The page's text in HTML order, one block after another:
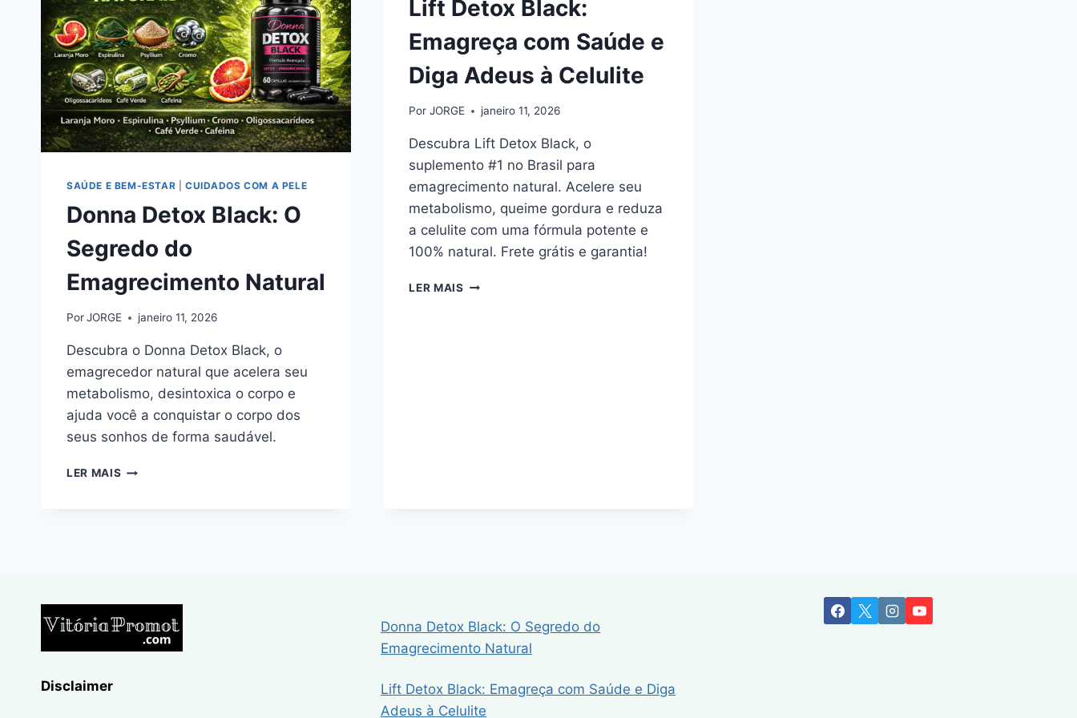
SAÚDE E BEM-ESTAR CUIDADOS COM A PELE
Donna Detox Black: O
Segredo do
Emagrecimento Natural
PorJORGE janeiro 11, 2026
Descubra o Donna Detox Black, o
emagrecedor natural que acelera seu
metabolismo, desintoxica o corpo e
ajuda você a conquistar o corpo dos
seus sonhos de forma saudável.
LER MAIS DONNA
Lift Detox Black:
Emagreça com Saúde e
Diga Adeus à Celulite
Por JORGE janeiro 11, 2026
Descubra Lift Detox Black, o
suplemento #1 no Brasil para
emagrecimento natural. Acelere seu
metabolismo, queime gordura e reduza
a celulite com uma fórmula potente e
100% natural. Frete grátis e garantia!
LER MAIS LIFT
Disclaimer
Donna Detox Black: O Segredo do
Emagrecimento Natural
Lift Detox Black: Emagreça com Saúde e Diga
Adeus à Celulite